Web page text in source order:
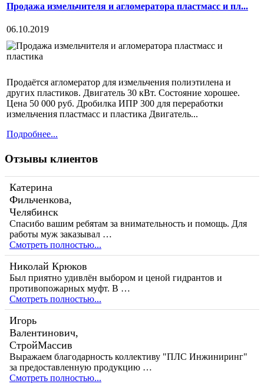
Продажа измельчителя и агломератора пластмасс и пл...
06.10.2019
Продаётся агломератор для измельчения полиэтилена и
других пластиков. Двигатель 30 кВт. Состояние хорошее.
Цена 50 000 руб. Дробилка ИПР 300 для переработки
измельчения пластмасс и пластика Двигатель...
Подробнее...
Отзывы клиентов
Катерина
Фильченкова,
Челябинск
Спасибо вашим ребятам за внимательность и помощь. Для
работы муж заказывал …
Смотреть полностью...
Николай Крюков
Был приятно удивлён выбором и ценой гидрантов и
противопожарных муфт. В …
Смотреть полностью...
Игорь
Валентинович,
СтройМассив
Выражаем благодарность коллективу "ПЛС Инжиниринг"
за предоставленную продукцию …
Смотреть полностью...